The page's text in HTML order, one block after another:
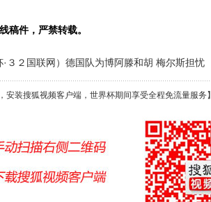
稿件，严禁转载。
３２国联网）德国队为博阿滕和胡 梅尔斯担忧
装搜狐视频客户端，世界杯期间享受全程免流量服务】